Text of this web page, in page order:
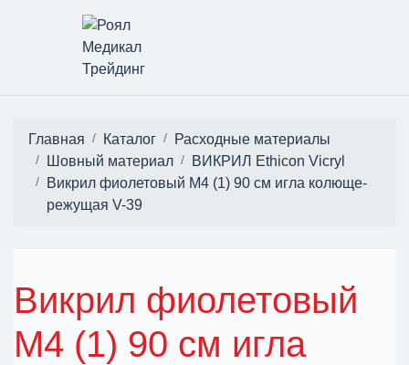
Главная Каталог
Расходные материалы
Шовный материал
ВИКРИЛ Ethicon Vicryl
Викрил фиолетовый M4 (1) 90 см игла колюще-
режущая V-39
Викрил фиолетовый
M4 (1) 90 см игла